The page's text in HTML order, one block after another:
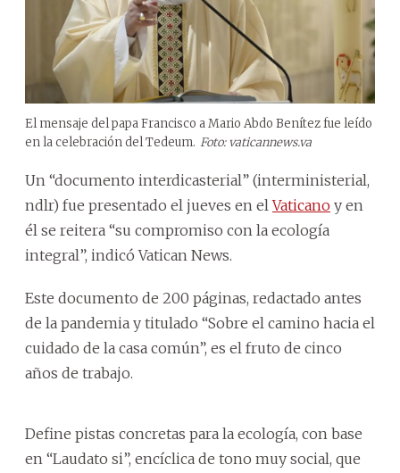
El mensaje del papa Francisco a Mario Abdo Benítez fue leído
en la celebración del Tedeum. Foto: vaticannews.va
Un “documento interdicasterial” (interministerial,
ndlr) fue presentado el jueves en elVaticano y en
él se reitera “su compromiso con la ecología
integral”, indicó Vatican News.
Este documento de 200 páginas, redactado antes
de la pandemia y titulado “Sobre el camino hacia el
cuidado de la casa común”, es el fruto de cinco
años de trabajo.
Define pistas concretas para la ecología, con base
en “Laudato si”, encíclica de tono muy social, que